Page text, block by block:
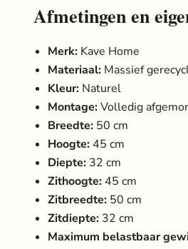
Afmetingen en
Merk: Kave Home
Materiaal: Massief
Kleur: Naturel
Montage:Volledig
Breedte: 50 cm
Hoogte: 45 cm
Diepte: 32 cm
Zithoogte: 45 cm
Zitbreedte: 50 cm
Zitdiepte: 32 cm
Maximum belastbaar